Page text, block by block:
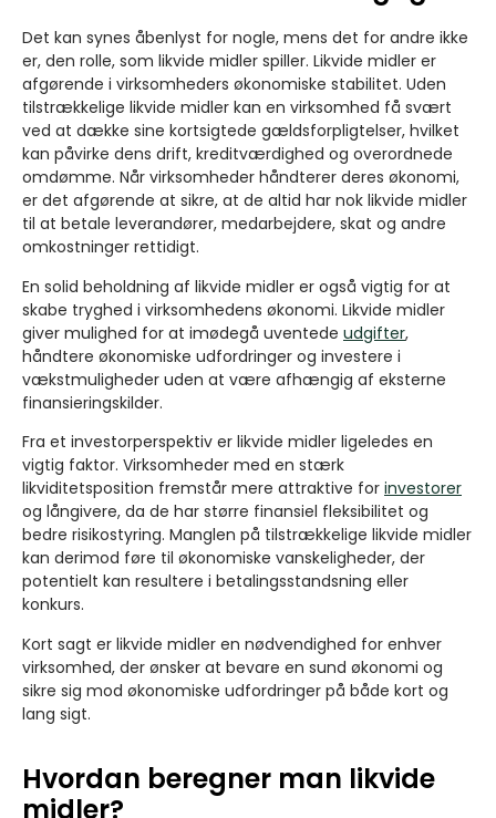
Det kan synes åbenlyst for nogle, mens det for andre ikke
er, den rolle, som likvide midler spiller. Likvide midler er
afgørende i virksomheders økonomiske stabilitet. Uden
tilstrækkelige likvide midler kan en virksomhed få svært
ved at dække sine kortsigtede gældsforpligtelser, hvilket
kan påvirke dens drift, kreditværdighed og overordnede
omdømme. Når virksomheder håndterer deres økonomi,
er det afgørende at sikre, at de altid har nok likvide midler
til at betale leverandører, medarbejdere, skat og andre
omkostninger rettidigt.
En solid beholdning af likvide midler er også vigtig for at
skabe tryghed i virksomhedens økonomi. Likvide midler
giver mulighed for at imødegå uventede udgifter,
håndtere økonomiske udfordringer og investere i
vækstmuligheder uden at være afhængig af eksterne
finansieringskilder.
Fra et investorperspektiv er likvide midler ligeledes en
vigtig faktor. Virksomheder med en stærk
likviditetsposition fremstår mere attraktive for investorer
og långivere, da de har større finansiel fleksibilitet og
bedre risikostyring. Manglen på tilstrækkelige likvide midler
kan derimod føre til økonomiske vanskeligheder, der
potentielt kan resultere i betalingsstandsning eller
konkurs.
Kort sagt er likvide midler en nødvendighed for enhver
virksomhed, der ønsker at bevare en sund økonomi og
sikre sig mod økonomiske udfordringer på både kort og
lang sigt.
Hvordan beregner man likvide
midler?